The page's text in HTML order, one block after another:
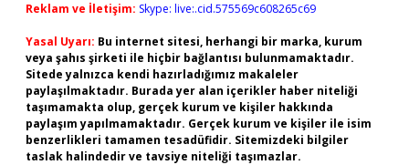
Reklam ve İletişim: Skype: live:.cid.575569c608265c69
Yasal Uyarı: Bu internet sitesi, herhangi bir marka, kurum
veya şahıs şirketi ile hiçbir bağlantısı bulunmamaktadır.
Sitede yalnızca kendi hazırladığımız makaleler
paylaşılmaktadır. Burada yer alan içerikler haber niteliği
taşımamakta olup, gerçek kurum ve kişiler hakkında
paylaşım yapılmamaktadır. Gerçek kurum ve kişiler ile isim
benzerlikleri tamamen tesadüfidir. Sitemizdeki bilgiler
taslak halindedir ve tavsiye niteliği taşımazlar.